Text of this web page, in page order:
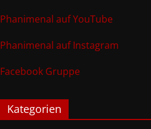
Phanimenal auf YouTube
Phanimenal auf Instagram
Facebook Gruppe
Kategorien